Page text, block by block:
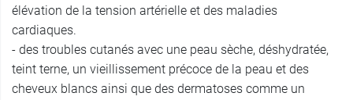
élévation de la tension artérielle et des maladies
cardiaques.
- des troubles cutanés avec une peau sèche, déshydratée,
teint terne, un vieillissement précoce de la peau et des
cheveux blancs ainsi que des dermatoses comme un